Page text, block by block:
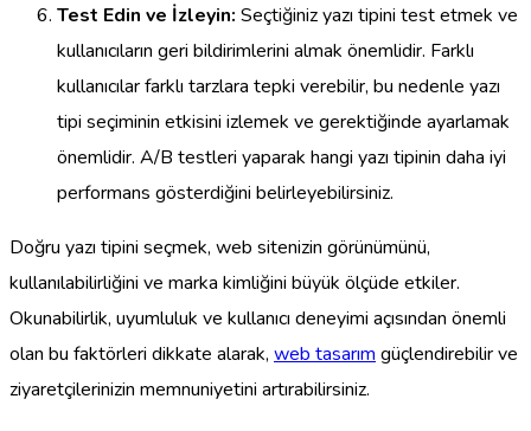
Test Edin ve İzleyin: Seçtiğiniz yazı tipini test etmek ve
kullanıcıların geri bildirimlerini almak önemlidir. Farklı
kullanıcılar farklı tarzlara tepki verebilir, bu nedenle yazı
tipi seçiminin etkisini izlemek ve gerektiğinde ayarlamak
önemlidir. A/B testleri yaparak hangi yazı tipinin daha iyi
performans gösterdiğini belirleyebilirsiniz.
Doğru yazı tipini seçmek, web sitenizin görünümünü,
kullanılabilirliğini ve marka kimliğini büyük ölçüde etkiler.
Okunabilirlik, uyumluluk ve kullanıcı deneyimi açısından önemli
olan bu faktörleri dikkate alarak, web tasarım güçlendirebilir ve
ziyaretçilerinizin memnuniyetini artırabilirsiniz.